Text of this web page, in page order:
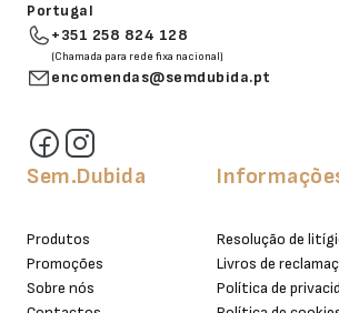
Portugal
+351 258 824 128
(Chamada para rede fixa nacional)
encomendas@semdubida.pt
Sem.Dubida
Produtos
Promoções
Sobre nós
Resolução de
Livros de
Política de